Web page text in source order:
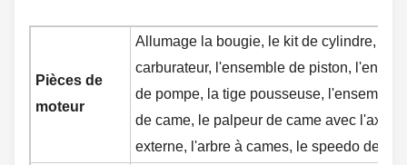
Pièces de
moteur
Allumage la bougie, le kit de cylindre, le
carburateur, l'ensemble de piston,
de pompe, la tige pousseuse, l'ensemble
de came, le palpeur de came avec l'axe,
externe, l'arbre à cames, le speedo de